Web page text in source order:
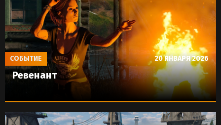
Ревенант
СОБЫТИЕ 20 ЯНВАРЯ 2026